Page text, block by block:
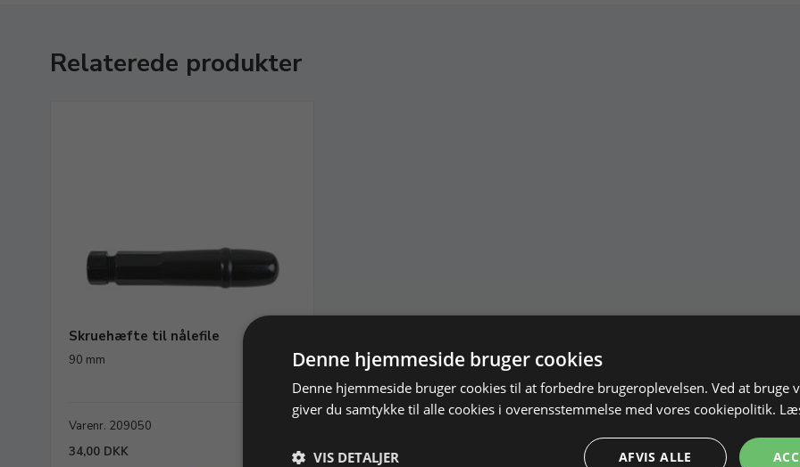
Relaterede produkter
Skruehæfte til nålefile
90 mm
Varenr. 209050
34,00 DKK
Denne hjemmeside bruger cookies
Denne hjemmeside bruger cookies til at forbedre brugeroplevelsen. Ved at bruge
giver du samtykke til alle cookies i overensstemmelse med vores cookiepolitik.
AFVIS ALLE
VIS DETALJER